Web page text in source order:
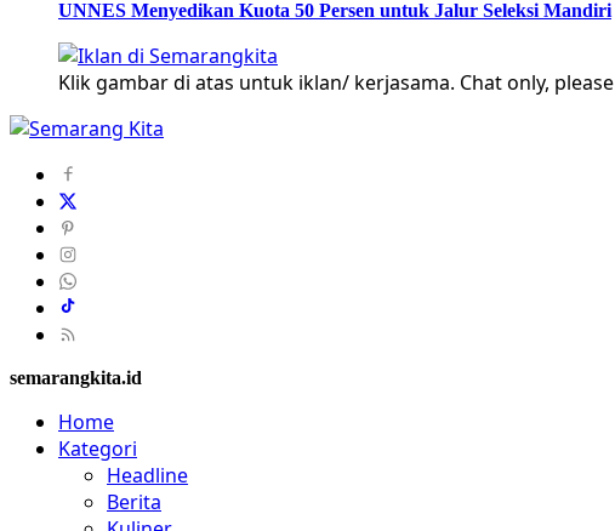
UNNES Menyedikan Kuota 50 Persen untuk Jalur Seleksi Mandiri
Klik gambar di atas untuk iklan/ kerjasama. Chat only, please
semarangkita.id
Home
Kategori
Headline
Berita